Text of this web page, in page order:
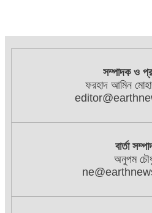
সম্পাদক ও
ফরহাদ আমিন
বার্তা
অনুপম